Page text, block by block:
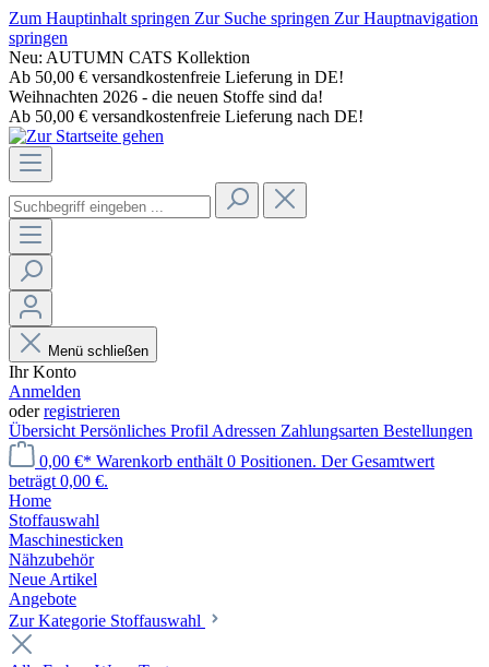
Zum Hauptinhalt springen Zur Suche springen Zur Hauptnavigation
springen
Neu: AUTUMN CATS Kollektion
Ab 50,00 € versandkostenfreie Lieferung in DE!
Weihnachten 2026 - die neuen Stoffe sind da!
Ab 50,00 € versandkostenfreie Lieferung nach DE!
Menü schließen
Ihr Konto
Anmelden
oderregistrieren
Übersicht Persönliches Profil Adressen Zahlungsarten Bestellungen
0,00 €* Warenkorb enthält 0 Positionen. Der Gesamtwert
beträgt 0,00 €.
Home
Stoffauswahl
Maschinesticken
Nähzubehör
Neue Artikel
Angebote
Zur Kategorie Stoffauswahl